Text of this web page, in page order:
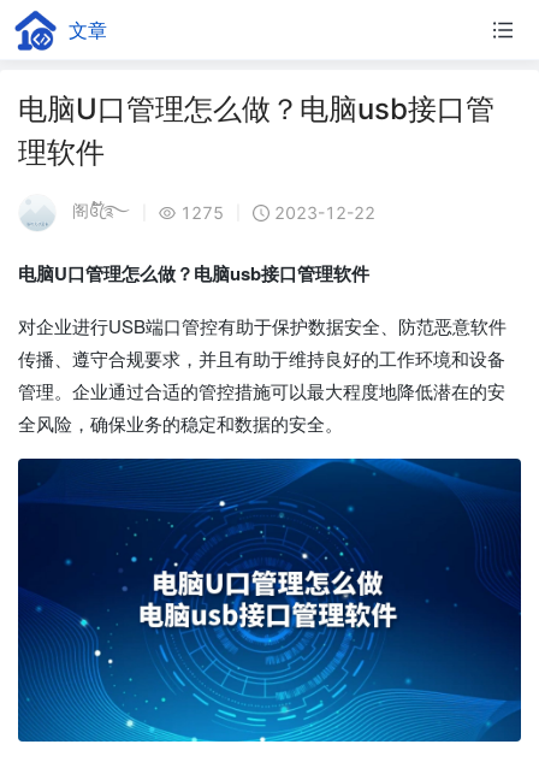
文章
电脑U口管理怎么做？电脑usb接口管
理软件
阁꧔ꦿ້໌࿐ 1275 2023-12-22
电脑U口管理怎么做？电脑usb接口管理软件
对企业进行USB端口管控有助于保护数据安全、防范恶意软件
传播、遵守合规要求，并且有助于维持良好的工作环境和设备
管理。企业通过合适的管控措施可以最大程度地降低潜在的安
全风险，确保业务的稳定和数据的安全。